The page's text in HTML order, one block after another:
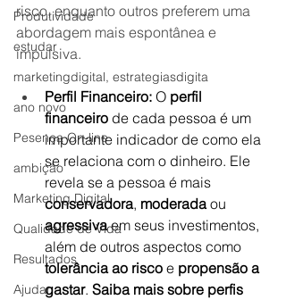
Produtividade
estudar
marketingdigital, estrategiasdigita
ano novo
Pesença On-line
ambição
Marketing Digital
Qualidade de Vida
Resultados
Ajudar
risco, enquanto outros preferem uma
abordagem mais espontânea e
impulsiva.
Perfil Financeiro: O perfil
financeiro de cada pessoa é um
importante indicador de como ela
se relaciona com o dinheiro. Ele
revela se a pessoa é mais
conservadora, moderada ou
agressiva em seus investimentos,
além de outros aspectos como
tolerância ao risco e propensão a
gastar. Saiba mais sobre perfis